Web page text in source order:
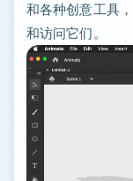
和各种创意工具
和访问它们。